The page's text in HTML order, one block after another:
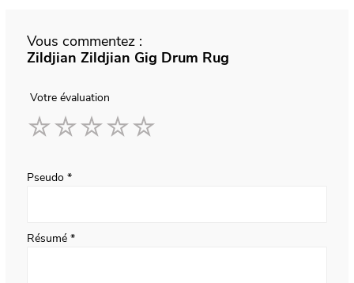
Vous commentez :
Zildjian Zildjian Gig Drum Rug
Votre évaluation
Pseudo
Résumé